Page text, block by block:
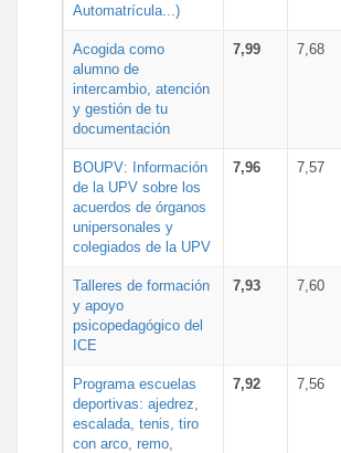
Automatrícula...)
Acogida como
alumno de
intercambio, atención
y gestión de tu
documentación
7,99 7,68
BOUPV: Información
de la UPV sobre los
acuerdos de órganos
unipersonales y
colegiados de la UPV
7,96 7,57
Talleres de formación
y apoyo
psicopedagógico del
ICE
7,93 7,60
Programa escuelas
deportivas: ajedrez,
escalada, tenis, tiro
con arco, remo,
7,92 7,56